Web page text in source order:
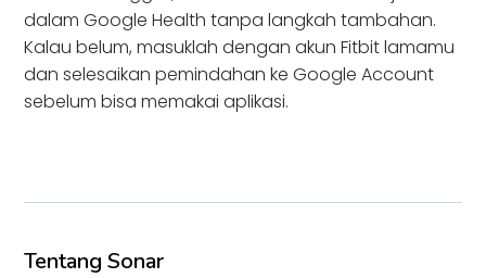
dalam Google Health tanpa langkah tambahan.
Kalau belum, masuklah dengan akun Fitbit lamamu
dan selesaikan pemindahan ke Google Account
sebelum bisa memakai aplikasi.
Tentang Sonar